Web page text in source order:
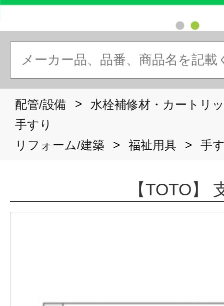
配管/設備 >
水栓補修材・カートリ
手すり
リフォーム/建築
> 福祉用具 > 手
【TOTO】